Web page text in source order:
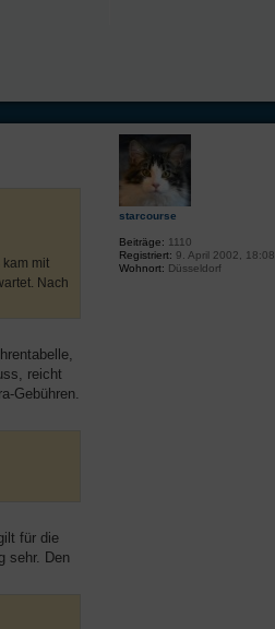
mit
Nach
reicht
Gebühren.
für die
sehr. Den
starcourse
Beiträge: 1110
Registriert: 9. April 2002, 18:08
Wohnort: Düsseldorf